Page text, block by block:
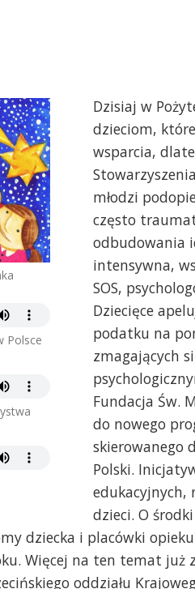
Polsce
Dzisiaj w
dzieciom,
wsparcia,
młodzi
często
odbudowania
intensywna,
SOS,
Dziecięce
podatku na
zmagających
Fundacja Św.
do nowego
skierowanego
Polski.
edukacyjnych,
dzieci. O
dziecka i placówki
Więcej na ten temat już
oddziału